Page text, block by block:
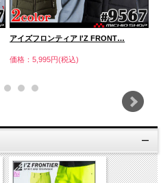
アイズフロンティア I'Z FRONT…
価格：5,995円(税込)